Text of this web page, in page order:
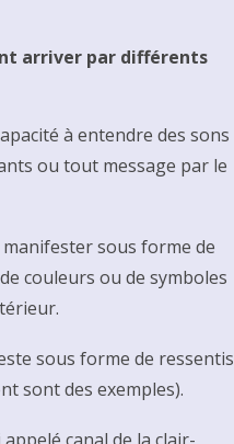
arriver par différents
à entendre des sons
ou tout message par le
manifester sous forme de
couleurs ou de symboles
sous forme de ressentis
sont des exemples).